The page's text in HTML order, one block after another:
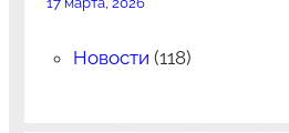
Новости (118)